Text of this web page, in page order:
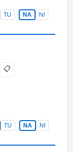
TU NA
NI
📋
TU NA
NI